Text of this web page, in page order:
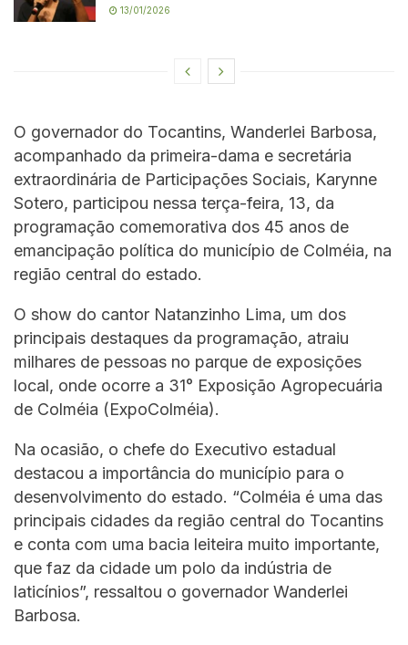
13/01/2026
O governador do Tocantins, Wanderlei Barbosa,
acompanhado da primeira-dama e secretária
extraordinária de Participações Sociais, Karynne
Sotero, participou nessa terça-feira, 13, da
programação comemorativa dos 45 anos de
emancipação política do município de Colméia, na
região central do estado.
O show do cantor Natanzinho Lima, um dos
principais destaques da programação, atraiu
milhares de pessoas no parque de exposições
local, onde ocorre a 31° Exposição Agropecuária
de Colméia (ExpoColméia).
Na ocasião, o chefe do Executivo estadual
destacou a importância do município para o
desenvolvimento do estado. “Colméia é uma das
principais cidades da região central do Tocantins
e conta com uma bacia leiteira muito importante,
que faz da cidade um polo da indústria de
laticínios”, ressaltou o governador Wanderlei
Barbosa.